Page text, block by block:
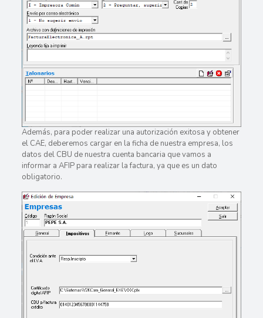
Además, para poder realizar una autorización exitosa y obtener
el CAE, deberemos cargar en la ficha de nuestra empresa, los
datos del CBU de nuestra cuenta bancaria que vamos a
informar a AFIP para realizar la factura, ya que es un dato
obligatorio.